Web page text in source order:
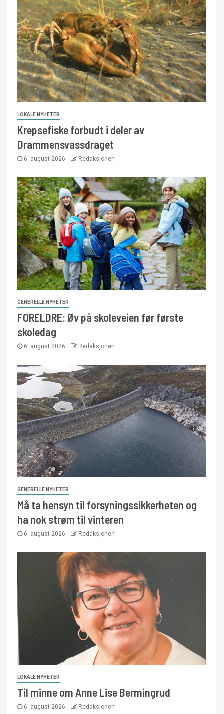
LOKALE NYHETER
Krepsefiske forbudt i deler av
Drammensvassdraget
6. august 2026 Redaksjonen
GENERELLE NYHETER
FORELDRE: Øv på skoleveien før første
skoledag
6. august 2026 Redaksjonen
GENERELLE NYHETER
Må ta hensyn til forsyningssikkerheten og
ha nok strøm til vinteren
6. august 2026 Redaksjonen
LOKALE NYHETER
Til minne om Anne Lise Bermingrud
6. august 2026 Redaksjonen